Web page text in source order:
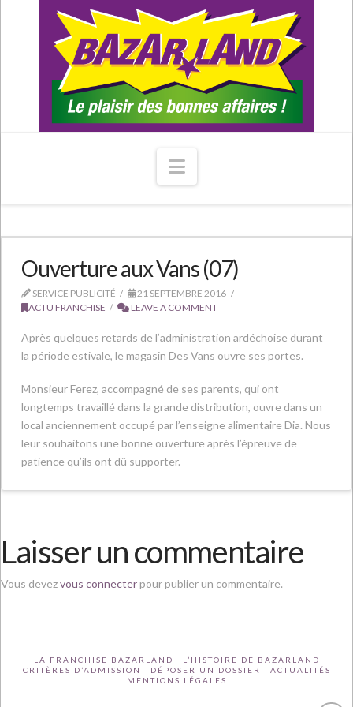
Navigation
Ouverture aux Vans (07)
SERVICE PUBLICITÉ
21 SEPTEMBRE 2016
ACTU FRANCHISE
LEAVE A COMMENT
Après quelques retards de l’administration ardéchoise durant
la période estivale, le magasin Des Vans ouvre ses portes.
Monsieur Ferez, accompagné de ses parents, qui ont
longtemps travaillé dans la grande distribution, ouvre dans un
local anciennement occupé par l’enseigne alimentaire Dia. Nous
leur souhaitons une bonne ouverture après l’épreuve de
patience qu’ils ont dû supporter.
Laisser un commentaire
Vous devezvous connecterpour publier un commentaire.
LA FRANCHISE BAZARLAND
L’HISTOIRE DE BAZARLAND
CRITÈRES D’ADMISSION
DÉPOSER UN DOSSIER
ACTUALITÉS
MENTIONS LÉGALES